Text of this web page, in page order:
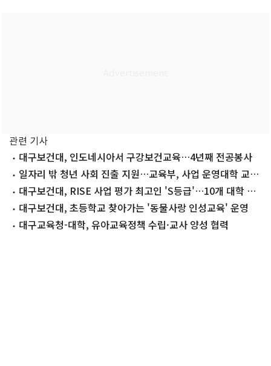
관련 기사
대구보건대, 인도네시아서 구강보건교육…4년째 전공봉사
일자리 밖 청년 사회 진출 지원…교육부, 사업 운영대학 교류
행사 개최
대구보건대, RISE 사업 평가 최고인 'S등급'…10개 대학 중
유일대구보건대, 초등학교 찾아가는 '동물사랑 인성교육' 운영
대구교육청-대학, 유아교육정책 수립·교사 양성 협력